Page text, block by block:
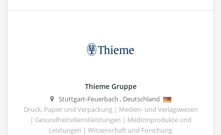
Thieme Gruppe
Stuttgart-Feuerbach , Deutschland
Druck, Papier und Verpackung | Medien- und Verlagswesen
| Gesundheitsdienstleistungen | Medizinprodukte und
Leistungen | Wissenschaft und Forschung